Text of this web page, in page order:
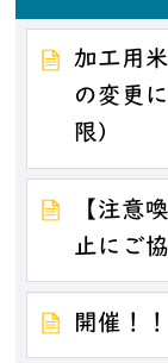
加工用
の変更
限)
【注意
止にご
開催！